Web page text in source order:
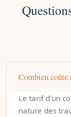
Combien coûte
Le tarif d'un
nature des